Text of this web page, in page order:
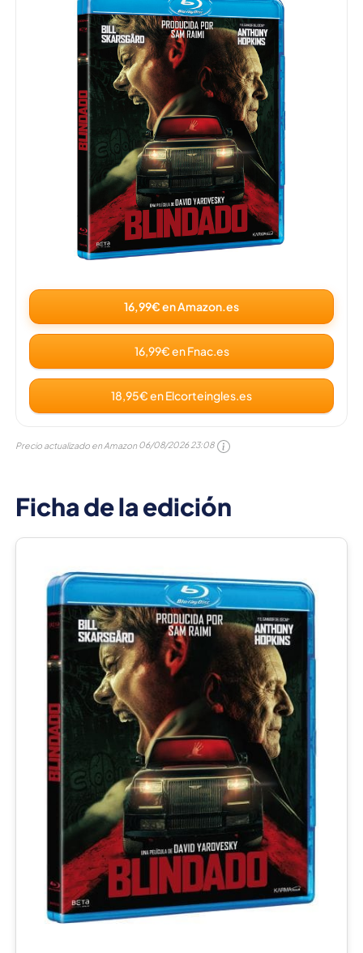
16,99€ en Amazon.es
16,99€ en Fnac.es
18,95€ en Elcorteingles.es
Precio actualizado en Amazon 06/08/2026 23:08
Ficha de la edición